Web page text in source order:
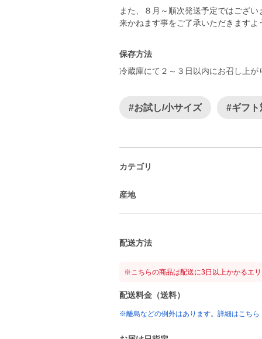
また、８月～順次発送予定ではござ
来かねます事をご了承いただきますよ
保存方法
冷蔵庫にて２～３日以内にお召し上が
#お試し/小サイズ #ギフト
カテゴリ
産地
配送方法
※こちらの商品は配送に3日以上かかるエ
配送料金（送料）
※離島などの例外はあります。詳細はこちら